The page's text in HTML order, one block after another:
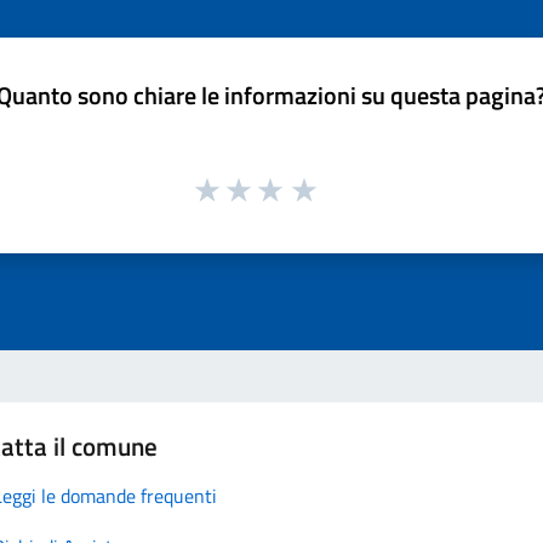
sono chiare le informazioni su questa
il comune
le domande frequenti